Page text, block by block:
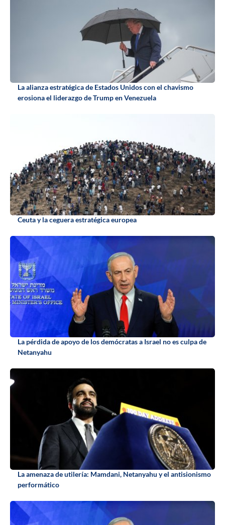
La alianza estratégica de Estados Unidos con el chavismo
erosiona el liderazgo de Trump en Venezuela
Ceuta y la ceguera estratégica europea
La pérdida de apoyo de los demócratas a Israel no es culpa de
Netanyahu
La amenaza de utilería: Mamdani, Netanyahu y el antisionismo
performático